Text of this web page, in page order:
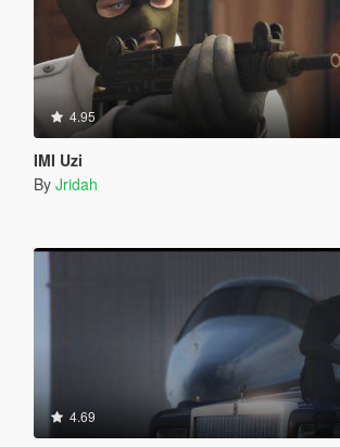
4.95
IMI Uzi
By Jridah
4.69